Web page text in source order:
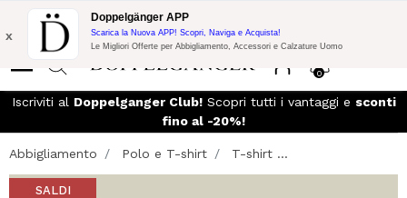
Promo Flash:
10% di Extra Sconto su 300€ di Acquisto con codice:
DOPPEL300
0
x
Doppelgänger APP
Scarica la Nuova APP! Scopri, Naviga e Acquista!
Le Migliori Offerte per Abbigliamento, Accessori e Calzature Uomo
Iscriviti al Doppelganger Club!Scopri tutti i vantaggi e sconti
fino al -20%!
Abbigliamento Polo e T-shirt T-shirt ...
SALDI